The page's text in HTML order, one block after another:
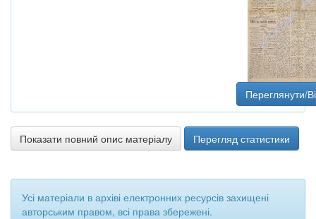
Переглянути/
Показати повний опис матеріалу Перегляд статистики
Усі матеріали в архіві електронних ресурсів захищені
авторським правом, всі права збережені.